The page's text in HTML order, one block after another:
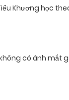
Khương học
có ánh mắt